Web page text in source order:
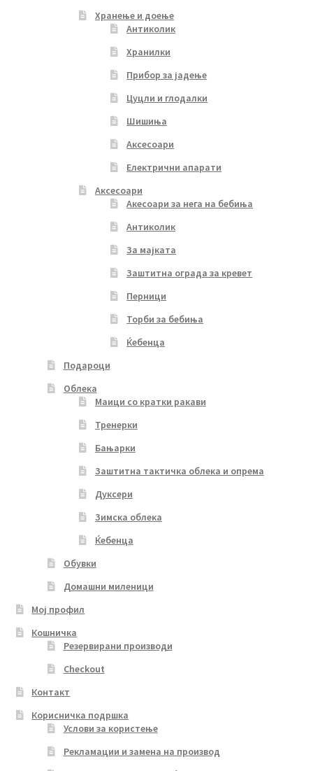
Хранење и доење
Антиколик
Хранилки
Прибор за јадење
Цуцли и глодалки
Шишиња
Аксесоари
Електрични апарати
Аксесоари
Акесоари за нега на бебиња
Антиколик
За мајката
Заштитна ограда за кревет
Перници
Торби за бебиња
Ќебенца
Подароци
Облека
Маици со кратки ракави
Тренерки
Бањарки
Заштитна тактичка облека и опрема
Дуксери
Зимска облека
Ќебенца
Обувки
Домашни миленици
Мој профил
Кошничка
Резервирани производи
Checkout
Контакт
Корисничка подршка
Услови за користење
Рекламации и замена на производ